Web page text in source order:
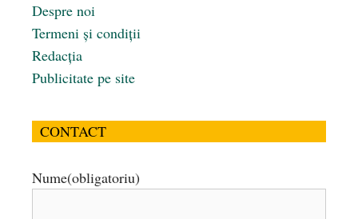
Despre noi
Termeni și condiții
Redacția
Publicitate pe site
CONTACT
Nume(obligatoriu)